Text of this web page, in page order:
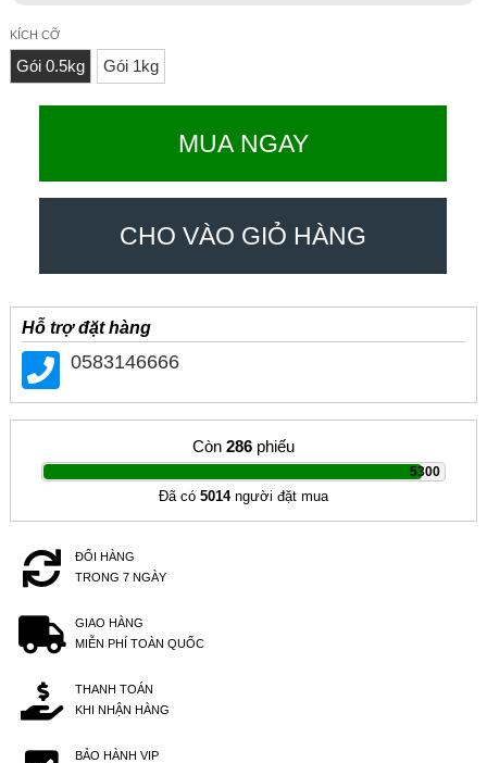
KÍCH CỠ
Gói 0.5kg Gói 1kg
MUA NGAY
CHO VÀO GIỎ HÀNG
Hỗ trợ đặt hàng
0583146666
Còn 286phiếu
5300
|
Đã có 5014người đặt mua
ĐỔI HÀNG
TRONG 7 NGÀY
GIAO HÀNG
MIỄN PHÍ TOÀN QUỐC
THANH TOÁN
KHI NHẬN HÀNG
BẢO HÀNH VIP